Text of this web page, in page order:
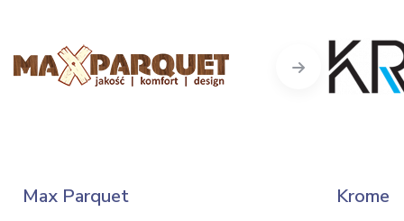
Max Parquet Krome
Next